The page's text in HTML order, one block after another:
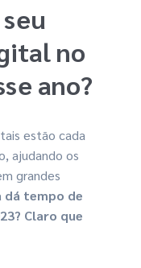
no
ano?
estão cada
ajudando os
grandes
dá tempo de
Claro que